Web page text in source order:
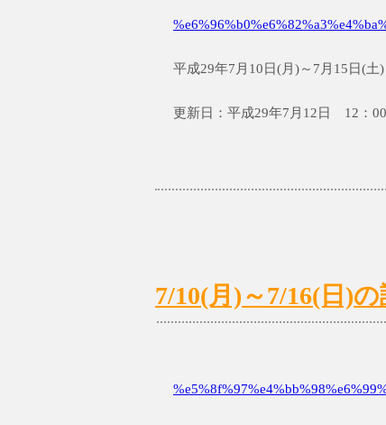
平成29年7月10日(月)～7月15日(土
更新日：平成29年7月12日 12：00
7/10(月)～7/16(日)